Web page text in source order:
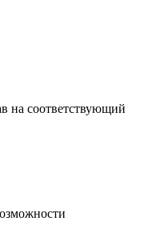
на соответствующий